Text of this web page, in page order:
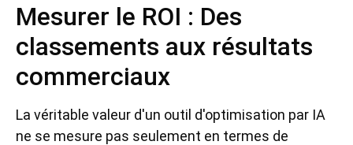
Mesurer le ROI : Des
classements aux résultats
commerciaux
La véritable valeur d'un outil d'optimisation par IA
ne se mesure pas seulement en termes de